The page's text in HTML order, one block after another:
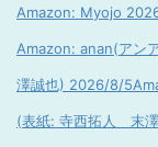
Amazon: Myojo
Amazon: anan(アン
澤誠也) 2026/8/5
(表紙: 寺西拓人 末